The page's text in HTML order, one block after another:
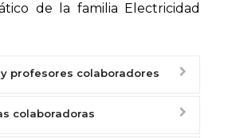
de la familia Electricidad
profesores colaboradores
colaboradoras